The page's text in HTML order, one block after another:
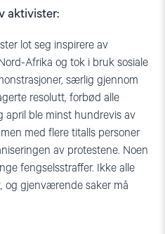
aktivister:
lot seg inspirere av
Afrika og tok i bruk sosiale
særlig gjennom
resolutt, forbød alle
april ble minst hundrevis av
med flere titalls personer
av protestene. Noen
fengselsstraffer. Ikke alle
og gjenværende saker må